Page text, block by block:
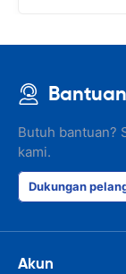
Butuh bantuan?
kami.
Dukungan
Akun